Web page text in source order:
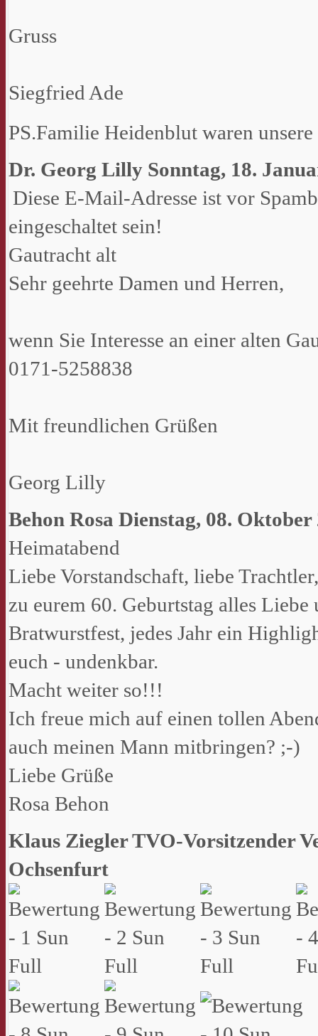
Gruss
Siegfried Ade
PS.Familie Heidenblut waren
Dr. Georg Lilly Sonntag, 18.
Diese E-Mail-Adresse ist vor
eingeschaltet sein!
Gautracht alt
Sehr geehrte Damen und Herren,
wenn Sie Interesse an einer alten
0171-5258838
Mit freundlichen Grüßen
Georg Lilly
Behon Rosa Dienstag, 08.
Heimatabend
Liebe Vorstandschaft, liebe Trachtler,
zu eurem 60. Geburtstag alles
Bratwurstfest, jedes Jahr ein
euch - undenkbar.
Macht weiter so!!!
Ich freue mich auf einen tollen
auch meinen Mann mitbringen? ;-)
Liebe Grüße
Rosa Behon
Klaus Ziegler TVO-Vorsitzender
Ochsenfurt